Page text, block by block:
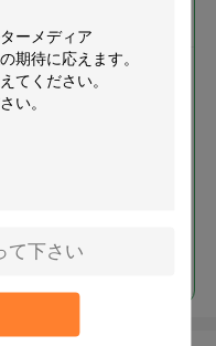
バイオセルフィル
0.96g/cm3 -
度